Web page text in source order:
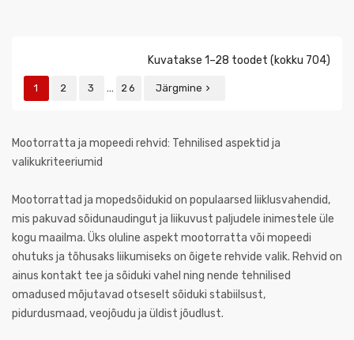
Kuvatakse 1–28 toodet (kokku 704)
1 2 3 … 26 Järgmine 
Mootorratta ja mopeedi rehvid: Tehnilised aspektid ja
valikukriteeriumid
Mootorrattad ja mopedsõidukid on populaarsed liiklusvahendid,
mis pakuvad sõidunaudingut ja liikuvust paljudele inimestele üle
kogu maailma. Üks oluline aspekt mootorratta või mopeedi
ohutuks ja tõhusaks liikumiseks on õigete rehvide valik. Rehvid on
ainus kontakt tee ja sõiduki vahel ning nende tehnilised
omadused mõjutavad otseselt sõiduki stabiilsust,
pidurdusmaad, veojõudu ja üldist jõudlust.